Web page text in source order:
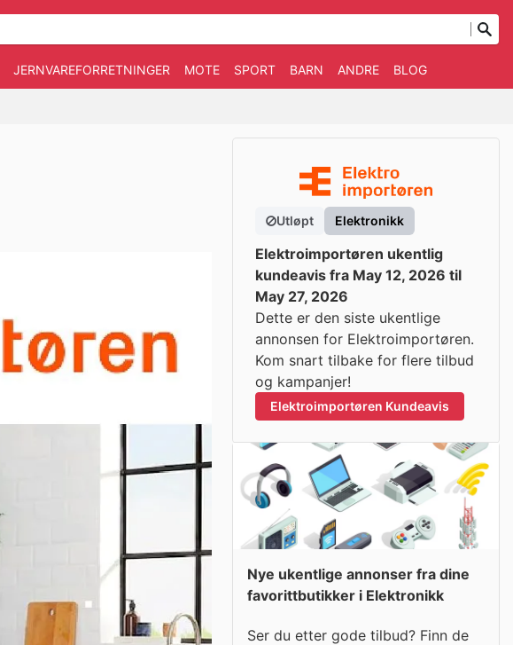
JERNVAREFORRETNINGER MOTE SPORT BARN ANDRE BLOG
Utløpt Elektronikk
Elektroimportøren ukentlig
kundeavis fra May 12, 2026 til
May 27, 2026
Dette er den siste ukentlige
annonsen for Elektroimportøren.
Kom snart tilbake for flere tilbud
og kampanjer!
Elektroimportøren Kundeavis
Nye ukentlige annonser fra dine
favorittbutikker i Elektronikk
Ser du etter gode tilbud? Finn de